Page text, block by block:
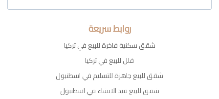
روابط سريعة
شقق سكنية فاخرة للبيع في تركيا
فلل للبيع في تركيا
شقق للبيع جاهزة للتسليم في اسطنبول
شقق للبيع قيد الانشاء في اسطنبول